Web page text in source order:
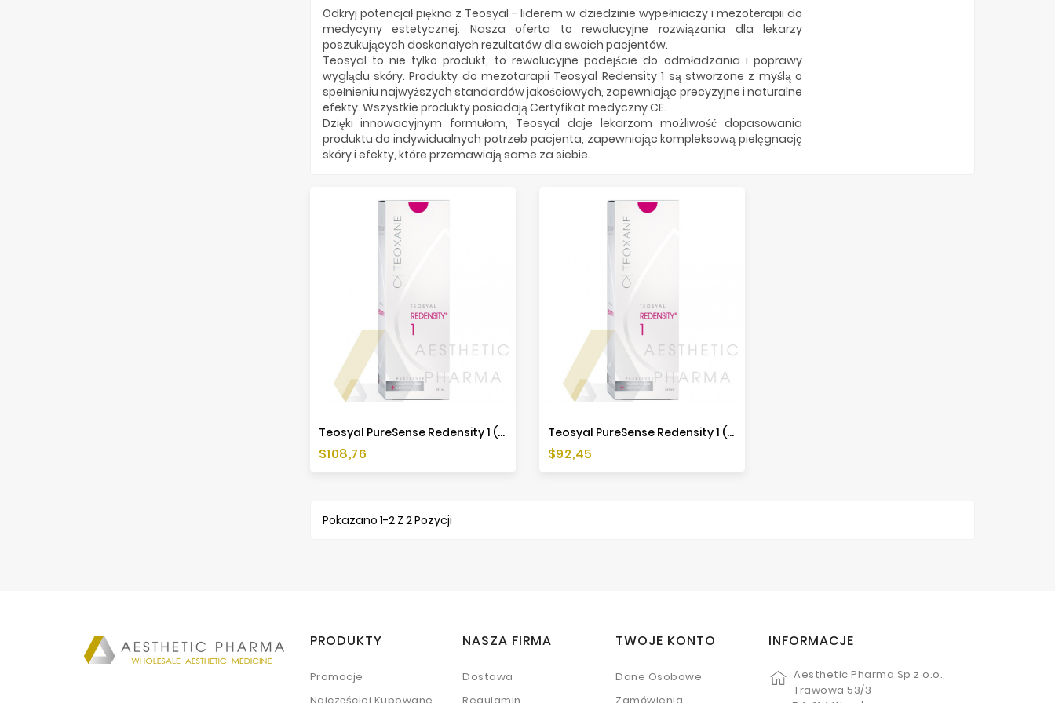
Odkryj potencjał piękna z Teosyal - liderem w dziedzinie wypełniaczy i mezoterapii do
medycyny estetycznej. Nasza oferta to rewolucyjne rozwiązania dla lekarzy
poszukujących doskonałych rezultatów dla swoich pacjentów.
Teosyal to nie tylko produkt, to rewolucyjne podejście do odmładzania i poprawy
wyglądu skóry. Produkty do mezotarapii Teosyal Redensity 1 są stworzone z myślą o
spełnieniu najwyższych standardów jakościowych, zapewniając precyzyjne i naturalne
efekty. Wszystkie produkty posiadają Certyfikat medyczny CE.
Dzięki innowacyjnym formułom, Teosyal daje lekarzom możliwość dopasowania
produktu do indywidualnych potrzeb pacjenta, zapewniając kompleksową pielęgnację
skóry i efekty, które przemawiają same za siebie.
Teosyal PureSense Redensity 1 (1x3ml)
Cena
$108,76
Teosyal PureSense Redensity 1 (2x1ml)
Cena
$92,45
Pokazano 1-2 Z 2 Pozycji
PRODUKTY
Promocje
NASZA FIRMA
Dostawa
TWOJE KONTO
Dane Osobowe
INFORMACJE
Aesthetic Pharma Sp z o.o.,
Trawowa 53/3